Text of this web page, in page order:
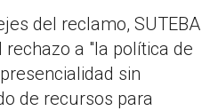
del reclamo, SUTEBA
a "la política de
sin
de recursos para